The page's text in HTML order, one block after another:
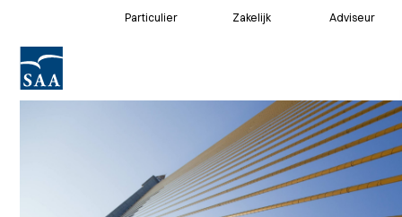
Particulier Zakelijk Adviseur